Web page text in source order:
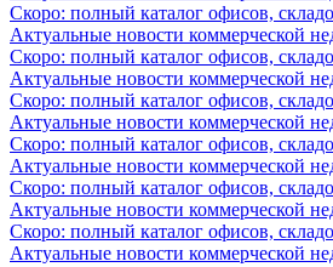
Скоро: полный каталог офисов,
Актуальные новости коммерческой
Скоро: полный каталог офисов,
Актуальные новости коммерческой
Скоро: полный каталог офисов,
Актуальные новости коммерческой
Скоро: полный каталог офисов,
Актуальные новости коммерческой
Скоро: полный каталог офисов,
Актуальные новости коммерческой
Скоро: полный каталог офисов,
Актуальные новости коммерческой